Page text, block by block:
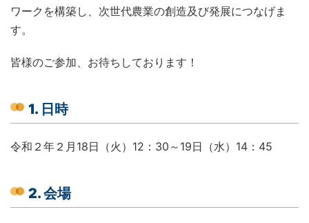
ワークを構築し、次世代農業の創造及び発展につなげま
す。
皆様のご参加、お待ちしております！
1. 日時
令和２年２月18日（火）12：30～19日（水）14：45
2. 会場